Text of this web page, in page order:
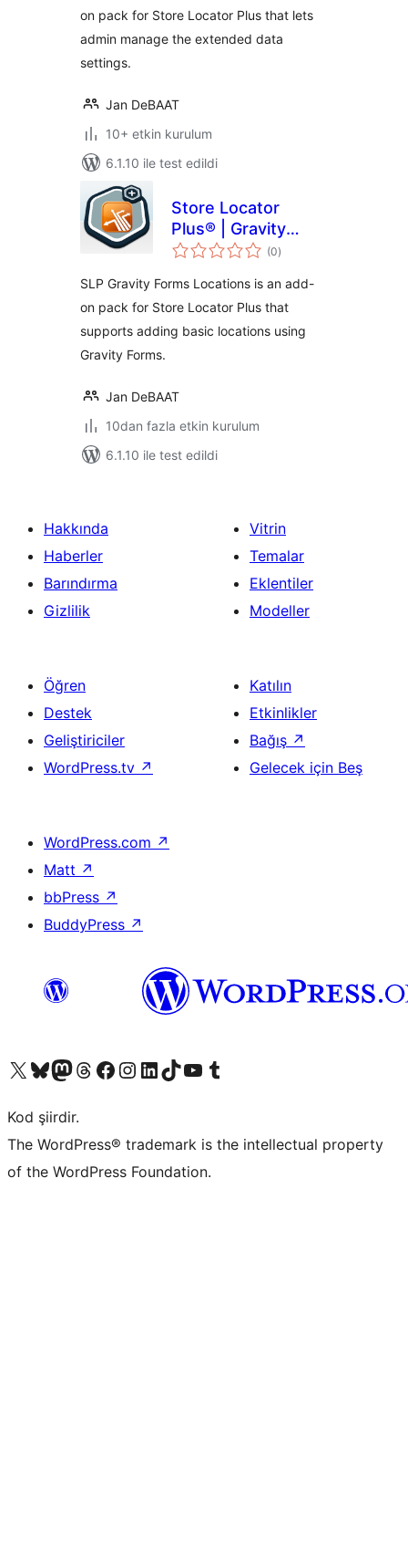
on pack for Store Locator Plus that lets
admin manage the extended data
settings.
Jan DeBAAT
10+ etkin kurulum
6.1.10 ile test edildi
Store Locator
Plus® | Gravity
Forms Locations
(0toplam
puan
)
SLP Gravity Forms Locations is an add-
on pack for Store Locator Plus that
supports adding basic locations using
Gravity Forms.
Jan DeBAAT
10dan fazla etkin kurulum
6.1.10 ile test edildi
Hakkında
Haberler
Barındırma
Gizlilik
Vitrin
Temalar
Eklentiler
Modeller
Öğren
Destek
Geliştiriciler
WordPress.tv ↗
Katılın
Etkinlikler
Bağış ↗
Gelecek için Beş
WordPress.com ↗
Matt ↗
bbPress ↗
BuddyPress ↗
X (eski Twitter) hesabımıza bakın
Bluesky hesabımızı ziyaret edinMastodon hesabımızı ziyaret edinThreads hesabımızı ziyaret edinFacebook sayfamızı ziyaret edinInstagram hesabımızı ziyaret edinLinkedIn hesabımızı ziyaret edinTikTok hesabımızı ziyaret edinYouTube kanalımızı ziyaret edinTumblr hesabımızı ziyaret edin
Kod şiirdir.
The WordPress® trademark is the intellectual property
of the WordPress Foundation.